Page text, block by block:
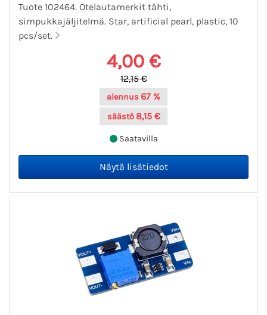
Tuote 102464. Otelautamerkit tähti,
simpukkajäljitelmä. Star, artificial pearl, plastic, 10
pcs/set.
4,00 €
12,15 €
alennus67 %
säästö 8,15 €
Saatavilla